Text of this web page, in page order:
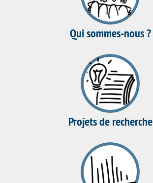
Qui sommes-nous ?
Projets de recherche